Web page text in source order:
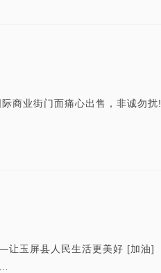
商业街门面痛心出售，非诚勿扰!
让玉屏县人民生活更美好 [加油]